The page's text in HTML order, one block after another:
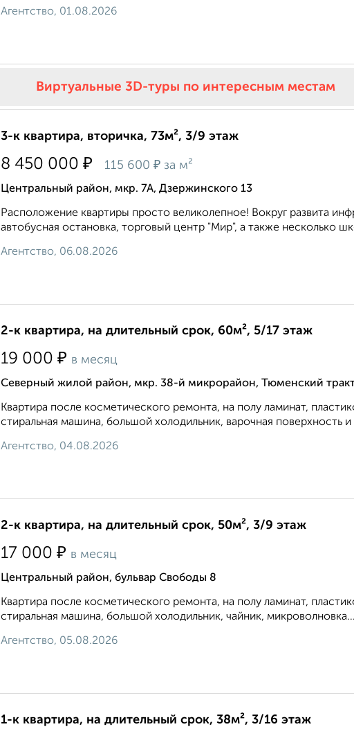
Агентство, 01.08.2026
Виртуальные 3D-туры по интересным местам
3-к квартира, вторичка, 73м², 3/9 этаж
8 450 000 ₽ 115 600 ₽ за м²
Центральный район, мкр. 7А, Дзержинского 13
Расположение квартиры просто великолепное! Вокруг развита
автобусная остановка, торговый центр "Мир", а также несколько
Агентство, 06.08.2026
2-к квартира, на длительный срок, 60м², 5/17 этаж
19 000 ₽ в месяц
Северный жилой район, мкр. 38-й микрорайон, Тюменский
Квартира после косметического ремонта, на полу ламинат,
стиральная машина, большой холодильник, варочная поверхность
Агентство, 04.08.2026
2-к квартира, на длительный срок, 50м², 3/9 этаж
17 000 ₽ в месяц
Центральный район, бульвар Свободы 8
Квартира после косметического ремонта, на полу ламинат,
стиральная машина, большой холодильник, чайник,
Агентство, 05.08.2026
1-к квартира, на длительный срок, 38м², 3/16 этаж